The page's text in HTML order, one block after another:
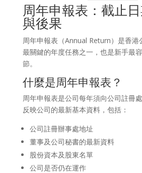
周年申報表：截止
與後果
周年申報表（Annual Return）是香港
最關鍵的年度任務之一，也是新手最
節。
什麼是周年申報表？
周年申報表是公司每年須向公司註冊
反映公司的最新基本資料，包括：
公司註冊辦事處地址
董事及公司秘書的最新資料
股份資本及股東名單
公司是否仍在運作